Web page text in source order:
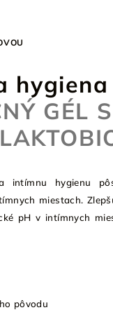
hygiena
GÉL S
intímnu hygienu
miestach.
pH v intímnych
pôvodu